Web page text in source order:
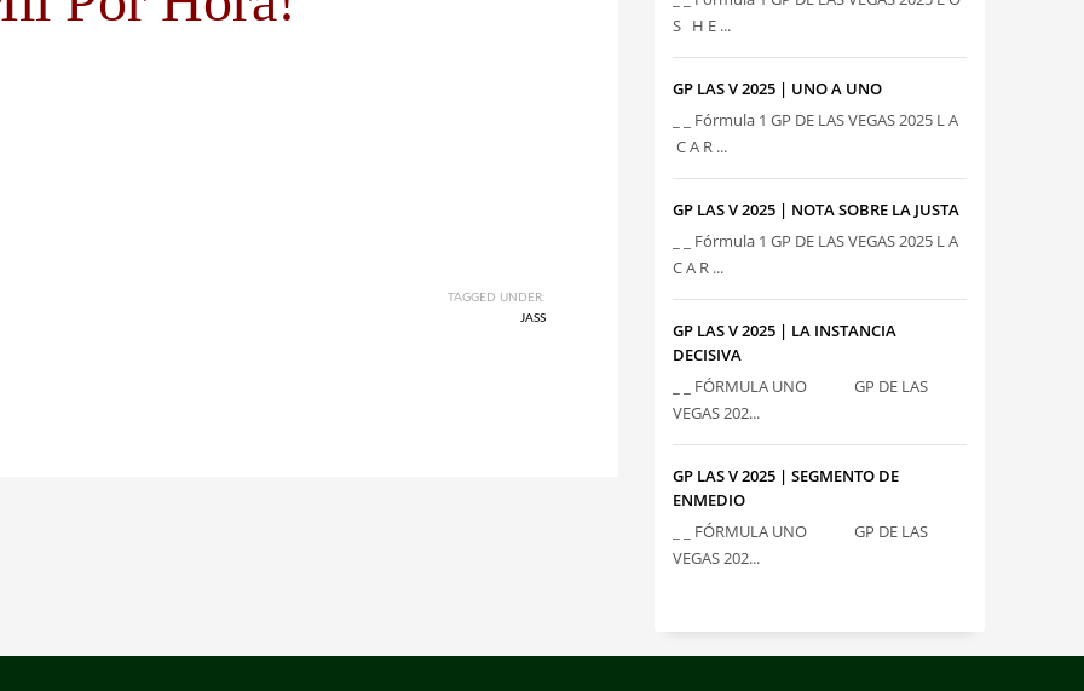
TAGGED UNDER:
JASS
S H E ...
GP LAS V 2025 | UNO A UNO
_ _ Fórmula 1 GP DE LAS VEGAS 2025 L A
C A R ...
GP LAS V 2025 | NOTA SOBRE LA JUSTA
_ _ Fórmula 1 GP DE LAS VEGAS 2025 L A
C A R ...
GP LAS V 2025 | LA INSTANCIA
DECISIVA
_ _ FÓRMULA UNO GP DE LAS
VEGAS 202...
GP LAS V 2025 | SEGMENTO DE
ENMEDIO
_ _ FÓRMULA UNO GP DE LAS
VEGAS 202...